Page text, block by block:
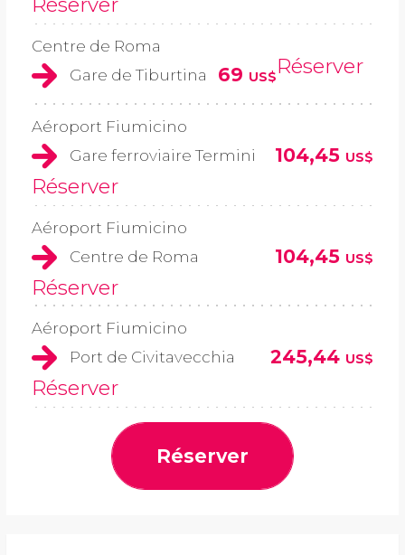
Centre de Roma
Gare de Tiburtina
69 US$Réserver
Aéroport Fiumicino
Gare ferroviaire Termini
104,45 US$
Réserver
Aéroport Fiumicino
Centre de Roma
104,45 US$
Réserver
Aéroport Fiumicino
Port de Civitavecchia
245,44 US$
Réserver
Réserver